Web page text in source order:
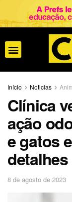
Início Noticias
Clínica
ação
e gatos
detalhes
8 de agosto de 2023